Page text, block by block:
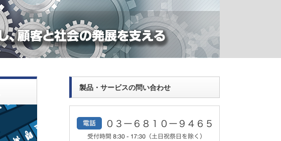
製品・サービスの問い合わせ